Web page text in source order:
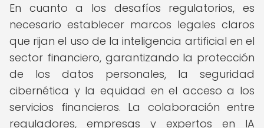
En cuanto a los desafíos regulatorios, es
necesario establecer marcos legales claros
que rijan el uso de la inteligencia artificial en el
sector financiero, garantizando la protección
de los datos personales, la seguridad
cibernética y la equidad en el acceso a los
servicios financieros. La colaboración entre
reguladores, empresas y expertos en IA